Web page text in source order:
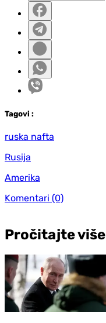
Tagovi :
ruska nafta
Rusija
Amerika
Komentari (0)
Pročitajte više